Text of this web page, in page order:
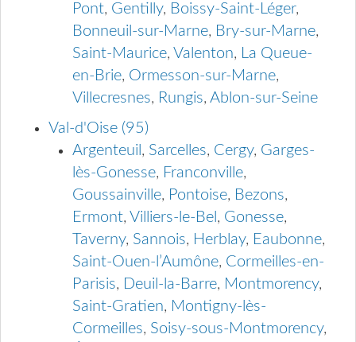
Pont, Gentilly, Boissy-Saint-Léger,
Bonneuil-sur-Marne, Bry-sur-Marne,
Saint-Maurice, Valenton, La Queue-
en-Brie, Ormesson-sur-Marne,
Villecresnes, Rungis, Ablon-sur-Seine
Val-d'Oise (95)
Argenteuil , Sarcelles, Cergy, Garges-
lès-Gonesse, Franconville,
Goussainville, Pontoise, Bezons,
Ermont, Villiers-le-Bel , Gonesse,
Taverny, Sannois, Herblay, Eaubonne,
Saint-Ouen-l’Aumône, Cormeilles-en-
Parisis, Deuil-la-Barre, Montmorency,
Saint-Gratien, Montigny-lès-
Cormeilles, Soisy-sous-Montmorency,